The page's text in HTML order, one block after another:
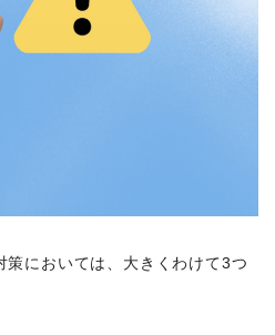
策においては、大きくわけて3つ